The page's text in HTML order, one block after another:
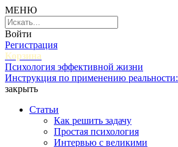
МЕНЮ
Войти
Регистрация
Корзина
Психология эффективной жизни
Инструкция по применению реальности:
закрыть
Статьи
Как решить задачу
Простая психология
Интервью с великими